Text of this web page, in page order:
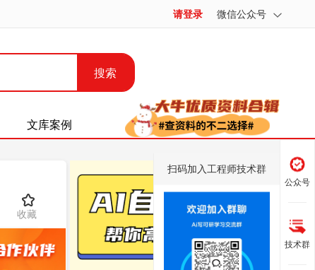
请登录 微信公众号
搜索
文库案例
收藏
公众号
技术群
扫码加入工程师技术群